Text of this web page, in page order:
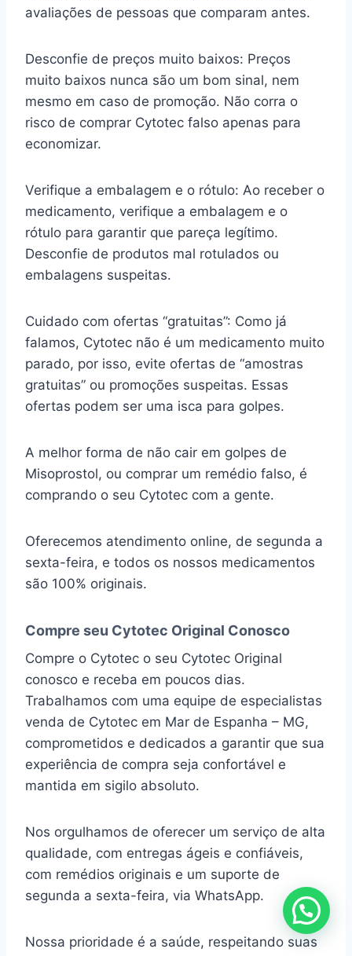
avaliações de pessoas que comparam antes.
Desconfie de preços muito baixos: Preços
muito baixos nunca são um bom sinal, nem
mesmo em caso de promoção. Não corra o
risco de comprar Cytotec falso apenas para
economizar.
Verifique a embalagem e o rótulo: Ao receber o
medicamento, verifique a embalagem e o
rótulo para garantir que pareça legítimo.
Desconfie de produtos mal rotulados ou
embalagens suspeitas.
Cuidado com ofertas “gratuitas”: Como já
falamos, Cytotec não é um medicamento muito
parado, por isso, evite ofertas de “amostras
gratuitas” ou promoções suspeitas. Essas
ofertas podem ser uma isca para golpes.
A melhor forma de não cair em golpes de
Misoprostol, ou comprar um remédio falso, é
comprando o seu Cytotec com a gente.
Oferecemos atendimento online, de segunda a
sexta-feira, e todos os nossos medicamentos
são 100% originais.
Compre seu Cytotec Original Conosco
Compre o Cytotec o seu Cytotec Original
conosco e receba em poucos dias.
Trabalhamos com uma equipe de especialistas
venda de Cytotec em Mar de Espanha – MG,
comprometidos e dedicados a garantir que sua
experiência de compra seja confortável e
mantida em sigilo absoluto.
Nos orgulhamos de oferecer um serviço de alta
qualidade, com entregas ágeis e confiáveis,
com remédios originais e um suporte de
segunda a sexta-feira, via WhatsApp.
Nossa prioridade é a saúde, respeitando suas